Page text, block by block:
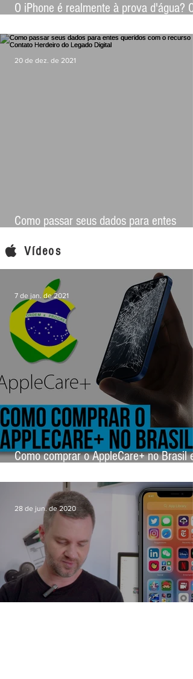
O iPhone é realmente à prova d'água? O
sanitário?
Como passar seus dados para entes
do Legado Digital
20 de dez. de 2021
Vídeos
Como comprar o AppleCare+ no Brasil e
(tutorial)
7 de jan. de 2021
28 de jun. de 2020